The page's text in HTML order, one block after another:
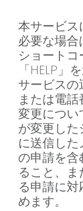
本サービ
必要な場
ショート
「HELP」
サービス
または電
変更につ
が変更し
に送信した
の申請を含
ること、
る申請に
めます。